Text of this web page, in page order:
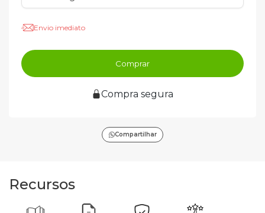
Envio imediato
Comprar
Compra segura
Compartilhar
Recursos